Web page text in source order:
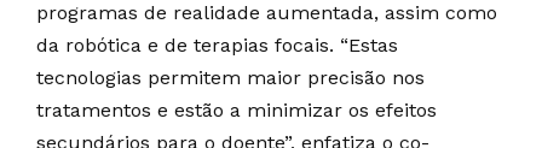
programas de realidade aumentada, assim como
da robótica e de terapias focais. “Estas
tecnologias permitem maior precisão nos
tratamentos e estão a minimizar os efeitos
secundários para o doente”, enfatiza o co-